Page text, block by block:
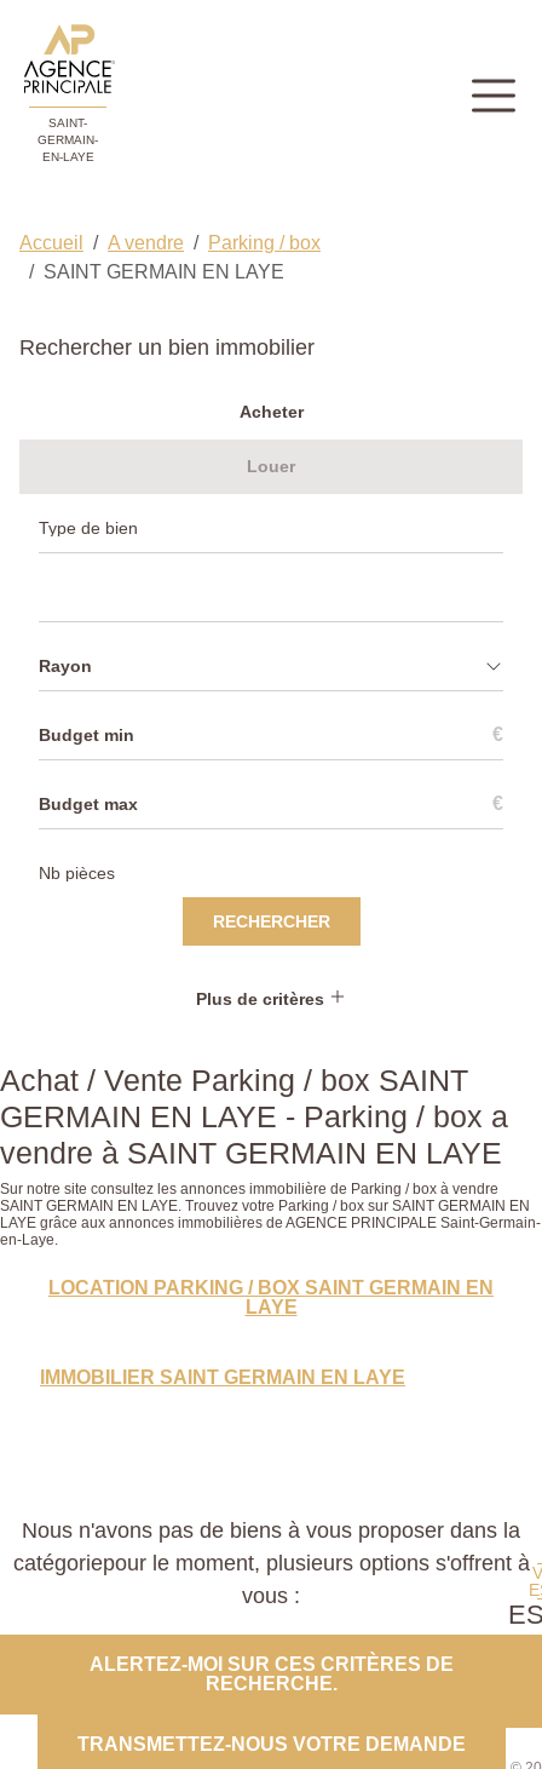
SAINT-
GERMAIN-
EN-LAYE
Accueil A vendre
Parking / box
SAINT GERMAIN EN LAYE
Rechercher un bien immobilier
Acheter
Louer
Rayon
€
€
RECHERCHER
Plus de critères
Achat / Vente Parking / box SAINT
GERMAIN EN LAYE - Parking / box a
vendre à SAINT GERMAIN EN LAYE
Sur notre site consultez les annonces immobilière de Parking / box à vendre
SAINT GERMAIN EN LAYE. Trouvez votre Parking / box sur SAINT GERMAIN EN
LAYE grâce aux annonces immobilières de AGENCE PRINCIPALE Saint-Germain-
en-Laye.
LOCATION PARKING / BOX SAINT GERMAIN EN
LAYE
IMMOBILIER SAINT GERMAIN EN LAYE
Nous n'avons pas de biens à vous proposer dans la
catégoriepour le moment, plusieurs options s'offrent à
vous :
ALERTEZ-MOI SUR CES CRITÈRES DE
RECHERCHE.
TRANSMETTEZ-NOUS VOTRE DEMANDE